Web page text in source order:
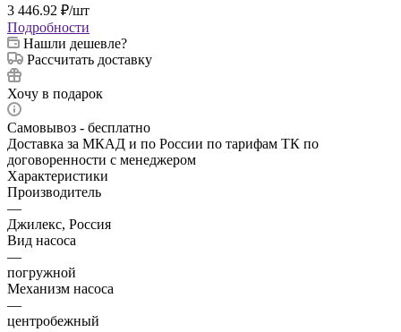
3 446.92 ₽/шт
Подробности
Нашли дешевле?
Рассчитать доставку
Хочу в подарок
Самовывоз - бесплатно
Доставка за МКАД и по России по тарифам ТК по
договоренности с менеджером
Характеристики
Производитель
—
Джилекс, Россия
Вид насоса
—
погружной
Механизм насоса
—
центробежный